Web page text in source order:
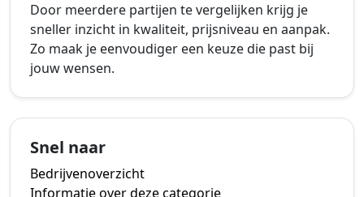
Door meerdere partijen te vergelijken krijg je
sneller inzicht in kwaliteit, prijsniveau en aanpak.
Zo maak je eenvoudiger een keuze die past bij
jouw wensen.
Snel naar
Bedrijvenoverzicht
Informatie over deze categorie